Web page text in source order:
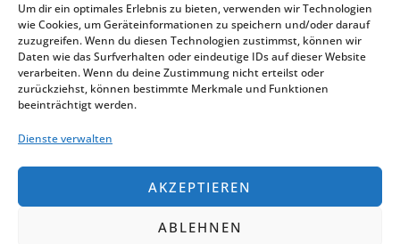
Um dir ein optimales Erlebnis zu bieten, verwenden wir Technologien
wie Cookies, um Geräteinformationen zu speichern und/oder darauf
zuzugreifen. Wenn du diesen Technologien zustimmst, können wir
Daten wie das Surfverhalten oder eindeutige IDs auf dieser Website
verarbeiten. Wenn du deine Zustimmung nicht erteilst oder
zurückziehst, können bestimmte Merkmale und Funktionen
beeinträchtigt werden.
Dienste verwalten
AKZEPTIEREN
ABLEHNEN
Cookie-Richtlinie (EU)
Copyright © 2026 | Powered by